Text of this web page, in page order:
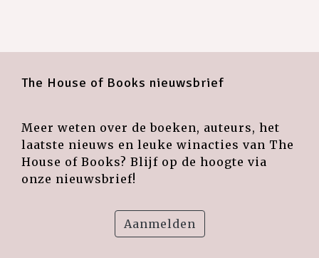
The House of Books nieuwsbrief
Meer weten over de boeken, auteurs, het
laatste nieuws en leuke winacties van The
House of Books? Blijf op de hoogte via
onze nieuwsbrief!
Aanmelden